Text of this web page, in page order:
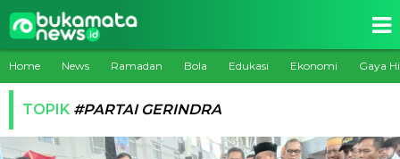
Home News Ramadan Bola Edukasi Ekonomi Gaya
TOPIK #PARTAI GERINDRA